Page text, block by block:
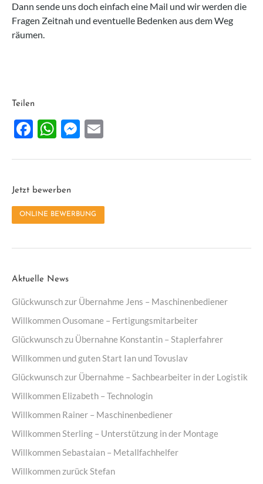
Dann sende uns doch einfach eine Mail und wir werden die
Fragen Zeitnah und eventuelle Bedenken aus dem Weg
räumen.
Teilen
Facebook
WhatsApp
Messenger
Jetzt bewerben
ONLINE BEWERBUNG
Aktuelle News
Glückwunsch zur Übernahme Jens – Maschinenbediener
Willkommen Ousomane – Fertigungsmitarbeiter
Glückwunsch zu Übernahne Konstantin – Staplerfahrer
Willkommen und guten Start Ian und Tovuslav
Glückwunsch zur Übernahme – Sachbearbeiter in der Logistik
Willkommen Elizabeth – Technologin
Willkommen Rainer – Maschinenbediener
Willkommen Sterling – Unterstützung in der Montage
Willkommen Sebastaian – Metallfachhelfer
Willkommen zurück Stefan